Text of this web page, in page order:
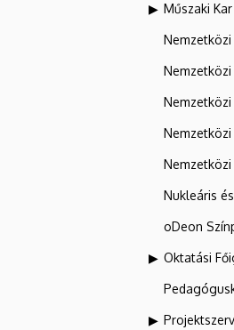
Műszaki Kar
Nukleáris
oDeon
Oktatási